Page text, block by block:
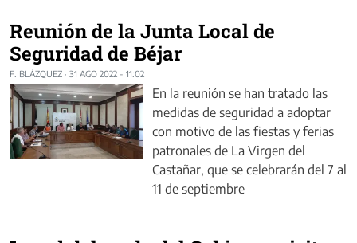
Reunión de la Junta Local de
Seguridad de Béjar
F. BLÁZQUEZ · 31 AGO 2022 - 11:02
En la reunión se han tratado las
medidas de seguridad a adoptar
con motivo de las fiestas y ferias
patronales de La Virgen del
Castañar, que se celebrarán del 7 al
11 de septiembre